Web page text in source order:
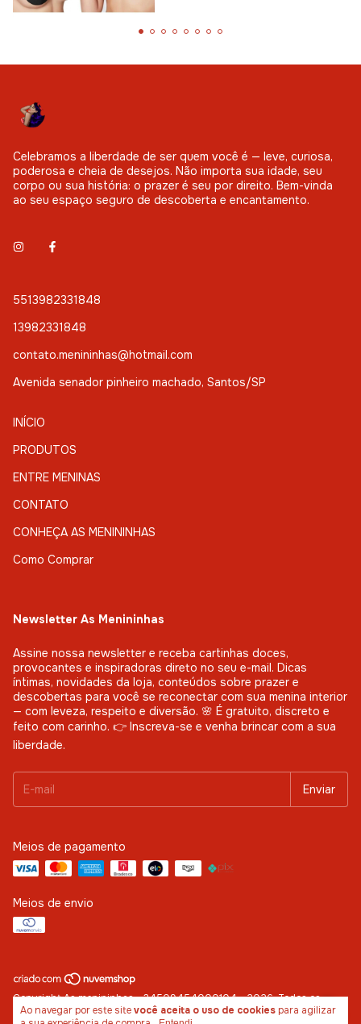
Ao navegar por este sitevocê aceita o uso de cookies para agilizar
Celebramos a liberdade de ser quem você é — leve, curiosa,
poderosa e cheia de desejos. Não importa sua idade, seu
corpo ou sua história: o prazer é seu por direito. Bem-vinda
ao seu espaço seguro de descoberta e encantamento.
5513982331848
13982331848
contato.menininhas@hotmail.com
Avenida senador pinheiro machado, Santos/SP
INÍCIO
PRODUTOS
ENTRE MENINAS
CONTATO
CONHEÇA AS MENININHAS
Como Comprar
Newsletter As Menininhas
Assine nossa newsletter e receba cartinhas doces,
provocantes e inspiradoras direto no seu e-mail. Dicas
íntimas, novidades da loja, conteúdos sobre prazer e
descobertas para você se reconectar com sua menina interior
— com leveza, respeito e diversão. 🌸 É gratuito, discreto e
feito com carinho. 👉 Inscreva-se e venha brincar com a sua
liberdade.
Meios de pagamento
Meios de envio
Copyright As menininhas - 34509454000104 - 2026. Todos os
direitos reservados.